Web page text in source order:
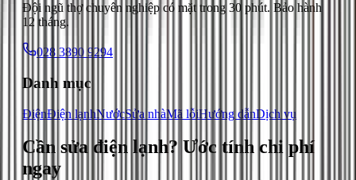
Đội ngũ thợ chuyên nghiệp có mặt trong 30 phút. Bảo hành
12 tháng.
028 3890 9294
Danh mục
ĐiệnĐiện lạnhNướcSửa nhàMã lỗiHướng dẫnDịch vụ
Cần sửa điện lạnh? Ước tính chi phí
ngay